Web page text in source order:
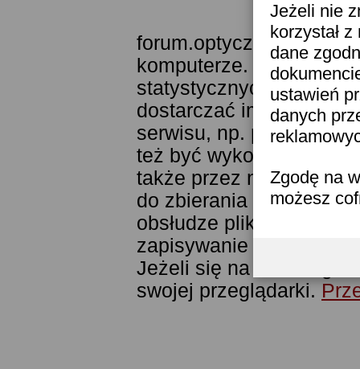
Jeżeli nie
korzystał
dane
ustawień
danych
Zgodę na
możesz
forum.optyczne.pl
komputerze.
statystycznych.
dostarczać im
serwisu, np. poprzez
też być
także przez narzędzie
do zbierania statystyk.
obsłudze plików
zapisywanie ich w
Jeżeli się na to nie
swojej przeglądarki.